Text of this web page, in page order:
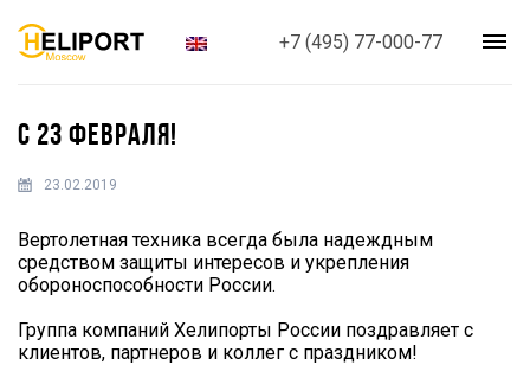
+7 (495) 77-000-77
C 23 ФЕВРАЛЯ!
23.02.2019
Вертолетная техника всегда была надеждным
средством защиты интересов и укрепления
обороноспособности России.
Группа компаний Хелипорты России поздравляет с
клиентов, партнеров и коллег с праздником!